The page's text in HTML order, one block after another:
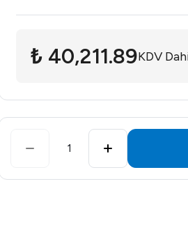
₺ 40,211.89KDV
1